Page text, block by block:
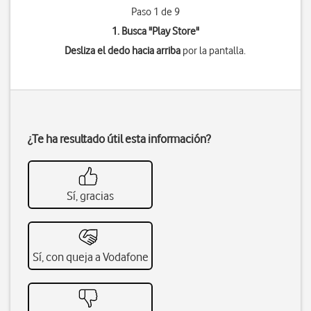
Paso 1 de 9
1. Busca "Play Store"
Desliza el dedo hacia arriba por la pantalla.
¿Te ha resultado útil esta información?
Sí, gracias
Sí, con queja a Vodafone